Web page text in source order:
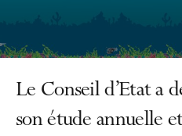
Le Conseil d’Etat a
son étude annuelle